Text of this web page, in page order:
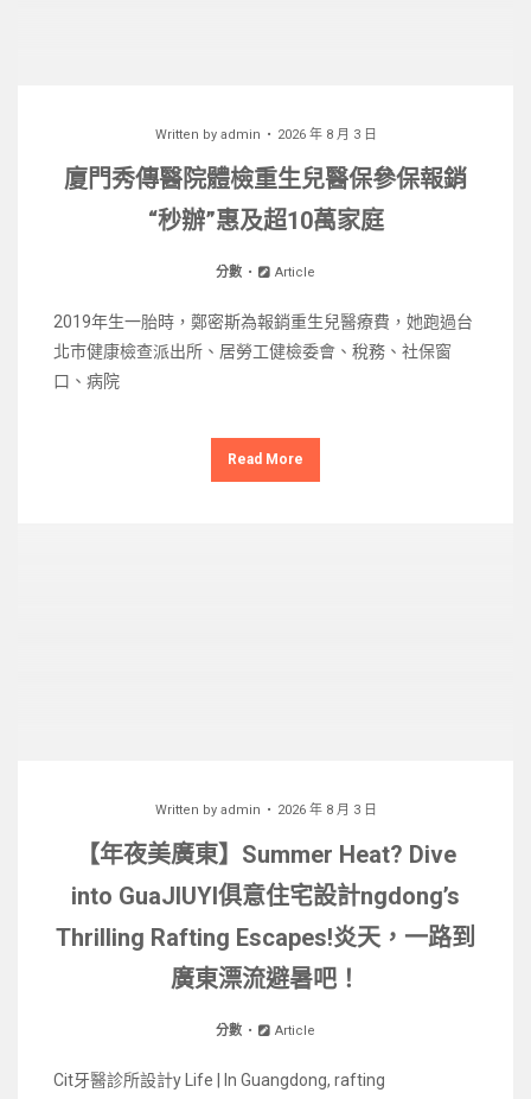
Written by admin 2026 年 8 月 3 日
廈門秀傳醫院體檢重生兒醫保參保報銷
“秒辦”惠及超10萬家庭
分數 Article
2019年生一胎時，鄭密斯為報銷重生兒醫療費，她跑過台
北巿健康檢查派出所、居勞工健檢委會、稅務、社保窗
口、病院
Read More
Written by admin 2026 年 8 月 3 日
【年夜美廣東】Summer Heat? Dive
into GuaJIUYI俱意住宅設計ngdong’s
Thrilling Rafting Escapes!炎天，一路到
廣東漂流避暑吧！
分數 Article
Cit牙醫診所設計y Life | In Guangdong, rafting